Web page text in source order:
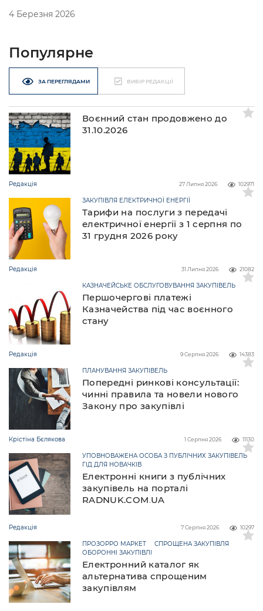
4 Березня 2026
Популярне
ЗА ПЕРЕГЛЯДАМИ ВИБІР РЕДАКЦІЇ
Воєнний стан продовжено до
31.10.2026
Редакція 102971
27 Липня 2026
Тарифи на послуги з передачі
електричної енергії з 1 серпня по
31 грудня 2026 року
ЗАКУПІВЛЯ ЕЛЕКТРИЧНОЇ ЕНЕРГІЇ
Редакція 21082
31 Липня 2026
Першочергові платежі
Казначейства під час воєнного
стану
КАЗНАЧЕЙСЬКЕ ОБСЛУГОВУВАННЯ ЗАКУПІВЕЛЬ
Редакція 14383
9 Серпня 2026
Попередні ринкові консультації:
чинні правила та новели нового
Закону про закупівлі
ПЛАНУВАННЯ ЗАКУПІВЕЛЬ
Крістіна Бєлякова 11130
1 Серпня 2026
Електронні книги з публічних
закупівель на порталі
RADNUK.COM.UA
УПОВНОВАЖЕНА ОСОБА З ПУБЛІЧНИХ ЗАКУПІВЕЛЬ
ГІД ДЛЯ НОВАЧКІВ
Редакція 10297
7 Серпня 2026
Електронний каталог як
альтернатива спрощеним
закупівлям
ПРОЗОРРО МАРКЕТ
СПРОЩЕНА ЗАКУПІВЛЯ
ОБОРОННІ ЗАКУПІВЛІ